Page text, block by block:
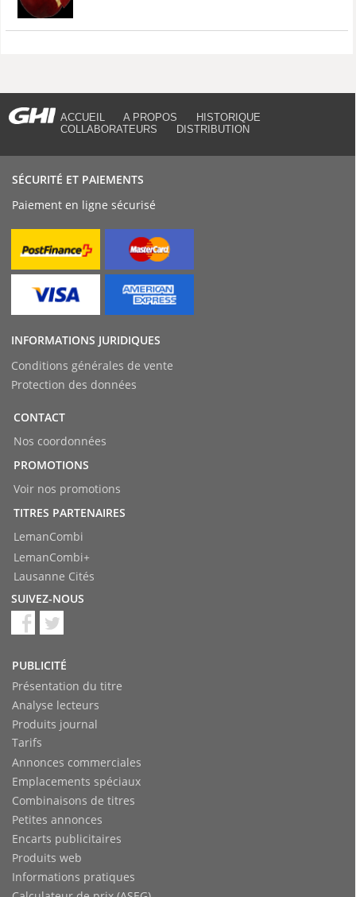
ACCUEIL A PROPOS
HISTORIQUE
COLLABORATEURS
DISTRIBUTION
PUBLICITÉ
Présentation du titre
Analyse lecteurs
Produits journal
Tarifs
Annonces commerciales
Emplacements spéciaux
Combinaisons de titres
Petites annonces
Encarts publicitaires
Produits web
Informations pratiques
SÉCURITÉ ET PAIEMENTS
Paiement en ligne sécurisé
INFORMATIONS JURIDIQUES
Conditions générales de vente
Protection des données
CONTACT
Nos coordonnées
PROMOTIONS
Voir nos promotions
TITRES PARTENAIRES
LemanCombi
LemanCombi+
Lausanne Cités
SUIVEZ-NOUS